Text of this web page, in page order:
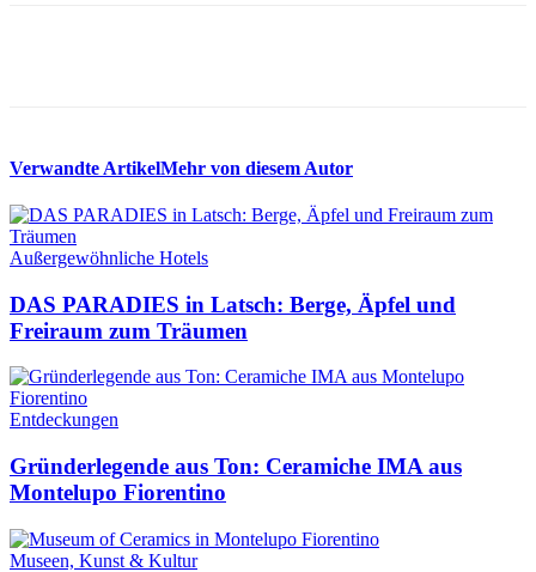
Verwandte ArtikelMehr von diesem Autor
Außergewöhnliche Hotels
DAS PARADIES in Latsch: Berge, Äpfel und
Freiraum zum Träumen
Entdeckungen
Gründerlegende aus Ton: Ceramiche IMA aus
Montelupo Fiorentino
Museen, Kunst & Kultur